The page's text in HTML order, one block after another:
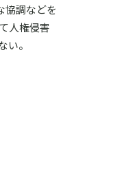
協調などを
人権侵害
。